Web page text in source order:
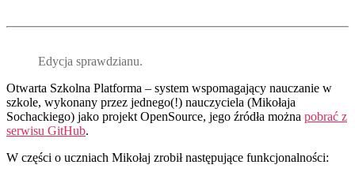
Edycja sprawdzianu.
Otwarta Szkolna Platforma – system wspomagający nauczanie w
szkole, wykonany przez jednego(!) nauczyciela (Mikołaja
Sochackiego) jako projekt OpenSource, jego źródła można pobrać z
serwisu GitHub.
W części o uczniach Mikołaj zrobił następujące funkcjonalności: